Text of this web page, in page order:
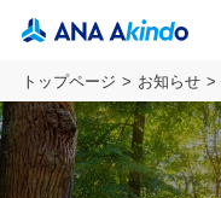
トップページ お知らせ